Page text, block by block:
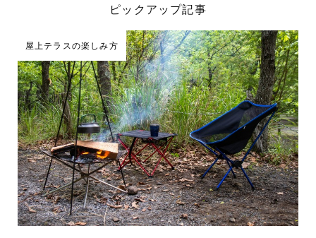
ピックアップ記事
屋上テラスの楽しみ方